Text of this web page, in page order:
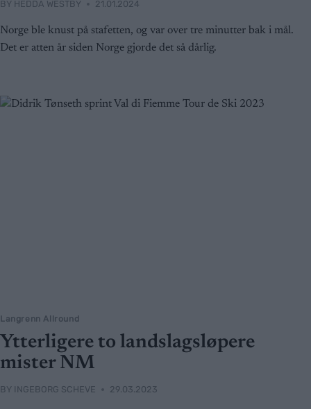
BY HEDDA WESTBY 21.01.2024
Norge ble knust på stafetten, og var over tre minutter bak i mål.
Det er atten år siden Norge gjorde det så dårlig.
Langrenn Allround
Ytterligere to landslagsløpere
mister NM
BY INGEBORG SCHEVE 29.03.2023